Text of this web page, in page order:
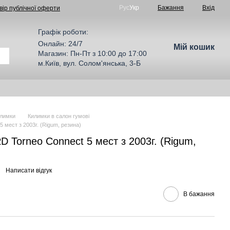
публічної оферти РусУкр Бажання Вхід
Графік роботи:
Онлайн: 24/7
Магазин: Пн-Пт з 10:00 до 17:00
м.Київ, вул. Солом'янська, 3-Б
Мій кошик
Килимки в салон гумові
мест з 2003г. (Rigum, резина)
Torneo Connect 5 мест з 2003г. (Rigum,
Написати відгук
В бажання